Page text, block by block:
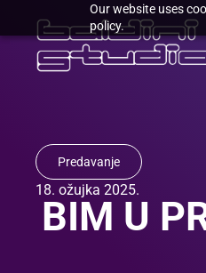
Our website uses
policy.
Predavanje
18. ožujka 2025.
BIM U